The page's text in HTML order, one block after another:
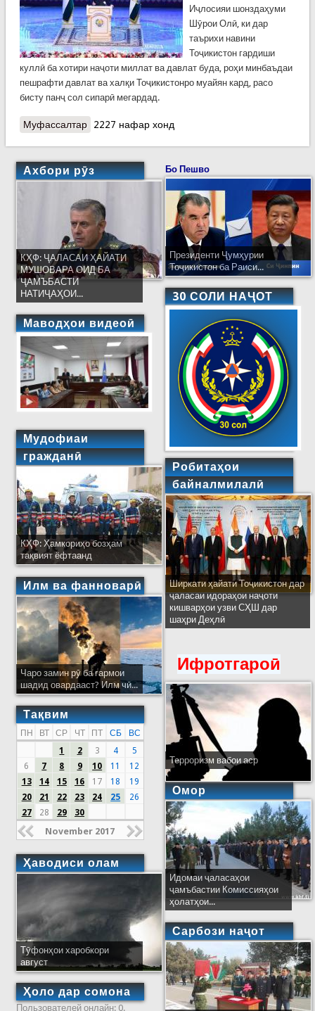
Иҷлосияи шонздаҳуми
Шӯрои Олӣ, ки дар
таърихи навини
Тоҷикистон гардиши
куллӣ ба хотири наҷоти миллат ва давлат буда, роҳи минбаъдаи
пешрафти давлат ва халқи Тоҷикистонро муайян кард, расо
бисту панҷ сол сипарӣ мегардад.
Муфассалтаро Суханронӣ ба муносибати 25 – умин солгарди
2227 нафар хонд
Ахбори рӯз
КҲФ: ҶАЛАСАИ ҲАЙАТИ
МУШОВАРА ОИД БА
ҶАМЪБАСТИ
НАТИҶАҲОИ...
Маводҳои видеоӣ
Мудофиаи
гражданӣ
КҲФ: Ҳамкориҳо бозҳам
тақвият ёфтаанд
Илм ва фанноварӣ
Чаро замин рӯ ба гармои
шадид овардааст? Илм чӣ...
Тақвим
ПН ВТ СР ЧТ ПТ СБ
ВС
1
2 3 4
5
6
7 8 9 10 11
12
13
14 15 16 17 18
19
20
21 22 23 24 25
26
27
28 29 30
November 2017
Ҳаводиси олам
Тӯфонҳои харобкори
август
Ҳоло дар сомона
Пользователей онлайн: 0.
Бо Пешво
Президенти Ҷумҳурии
Тоҷикистон ба Раиси...
30 СОЛИ НАҶОТ
Робитаҳои
байналмилалӣ
Ширкати ҳайати Тоҷикистон дар
ҷаласаи идораҳои наҷоти
кишварҳои узви СҲШ дар
шаҳри Деҳлӣ
Ифротгароӣ
Терроризм вабои аср
Омор
Идомаи ҷаласаҳои
ҷамъбастии Комиссияҳои
ҳолатҳои...
Сарбози наҷот